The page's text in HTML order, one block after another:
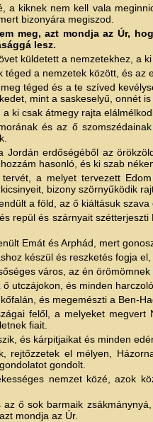
a kiknek nem kell vala
bizonyára megiszod.
meg, azt mondja az Úr,
lesz.
küldetett a nemzetekhez, a
téged a nemzetek között, és az
téged és a te szíved
mint a saskeselyű, onnét
ki csak átmegy rajta
és az ő
Jordán erdőségéből az
hasonló, és ki szab
a melyet tervezett
bizony szörnyűködik
a föld, az ő kiáltásuk
repül és szárnyait
Emát és Arphád, mert
készül és reszketés fogja
város, az én örömömnek
ő utczájokon, és minden
és megemészti a Ben-
felől, a melyeket
fiait.
és kárpitjaikat és minden
rejtőzzetek el mélyen,
gondolt.
nemzet közé, azok
az ő sok barmaik
mondja az Úr.